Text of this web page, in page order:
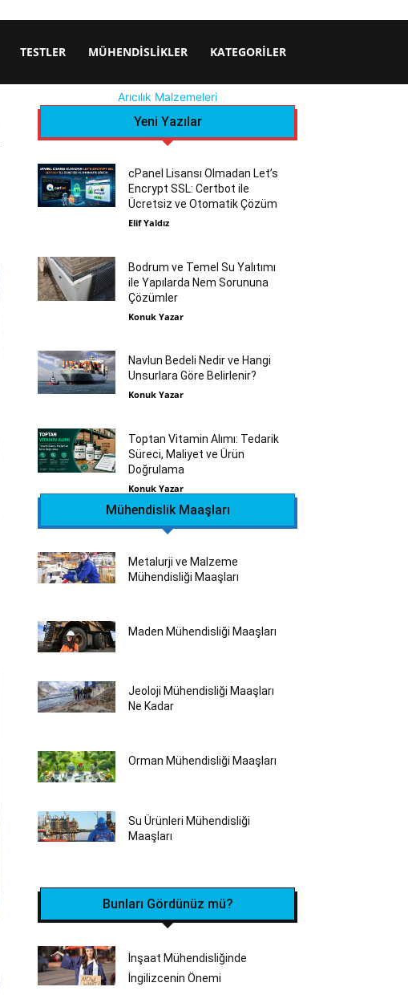
TESTLER MÜHENDISLIKLER KATEGORILER
Arıcılık Malzemeleri
Yeni Yazılar
cPanel Lisansı Olmadan Let’s
Encrypt SSL: Certbot ile
Ücretsiz ve Otomatik Çözüm
Elif Yaldız
Bodrum ve Temel Su Yalıtımı
ile Yapılarda Nem Sorununa
Çözümler
Konuk Yazar
Navlun Bedeli Nedir ve Hangi
Unsurlara Göre Belirlenir?
Konuk Yazar
Toptan Vitamin Alımı: Tedarik
Süreci, Maliyet ve Ürün
Doğrulama
Konuk Yazar
Mühendislik Maaşları
Metalurji ve Malzeme
Mühendisliği Maaşları
Maden Mühendisliği Maaşları
Jeoloji Mühendisliği Maaşları
Ne Kadar
Orman Mühendisliği‎ Maaşları
Su Ürünleri Mühendisliği
Maaşları
Bunları Gördünüz mü?
İnşaat Mühendisliğinde
İngilizcenin Önemi